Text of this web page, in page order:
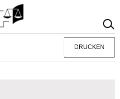
DRUCKEN